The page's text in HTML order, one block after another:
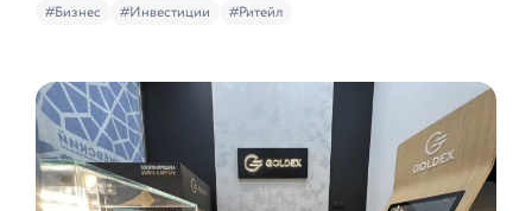
#Бизнес #Инвестиции #Ритейл